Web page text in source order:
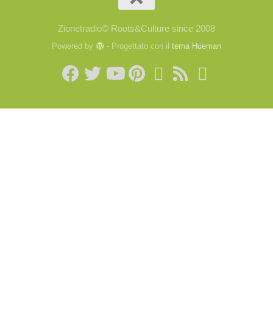
Zionetradio© Roots&Culture since 2008
Powered by - Progettato con il tema Hueman